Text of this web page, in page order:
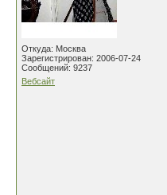
Откуда: Москва
Зарегистрирован: 2006-07-24
Сообщений: 9237
Вебсайт